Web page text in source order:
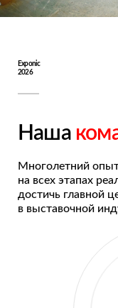
Exponic
2026
Наша
Многолетний
на всех этапах
достичь главной
в выставочной